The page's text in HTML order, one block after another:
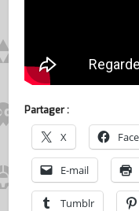
Partager :
X
E-mail
Tumblr